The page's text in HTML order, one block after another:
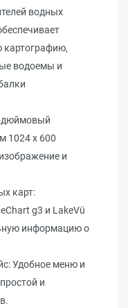
водных
картографию,
водоемы и
дюймовый
1024 x 600
и
карт:
g3 и LakeVü
информацию о
Удобное меню и
и